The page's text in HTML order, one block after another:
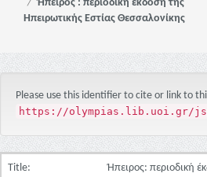
Ήπειρος : περιοδική έκδοση της
Ηπειρωτικής Εστίας Θεσσαλονίκης
Please use this identifier to cite or link to
https://olympias.lib.uoi.gr/
Title:
Ήπειρος: περιοδική